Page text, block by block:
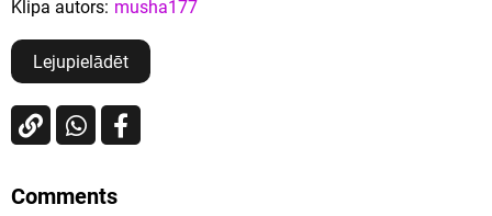
Klipa autors: musha177
Lejupielādēt
Comments